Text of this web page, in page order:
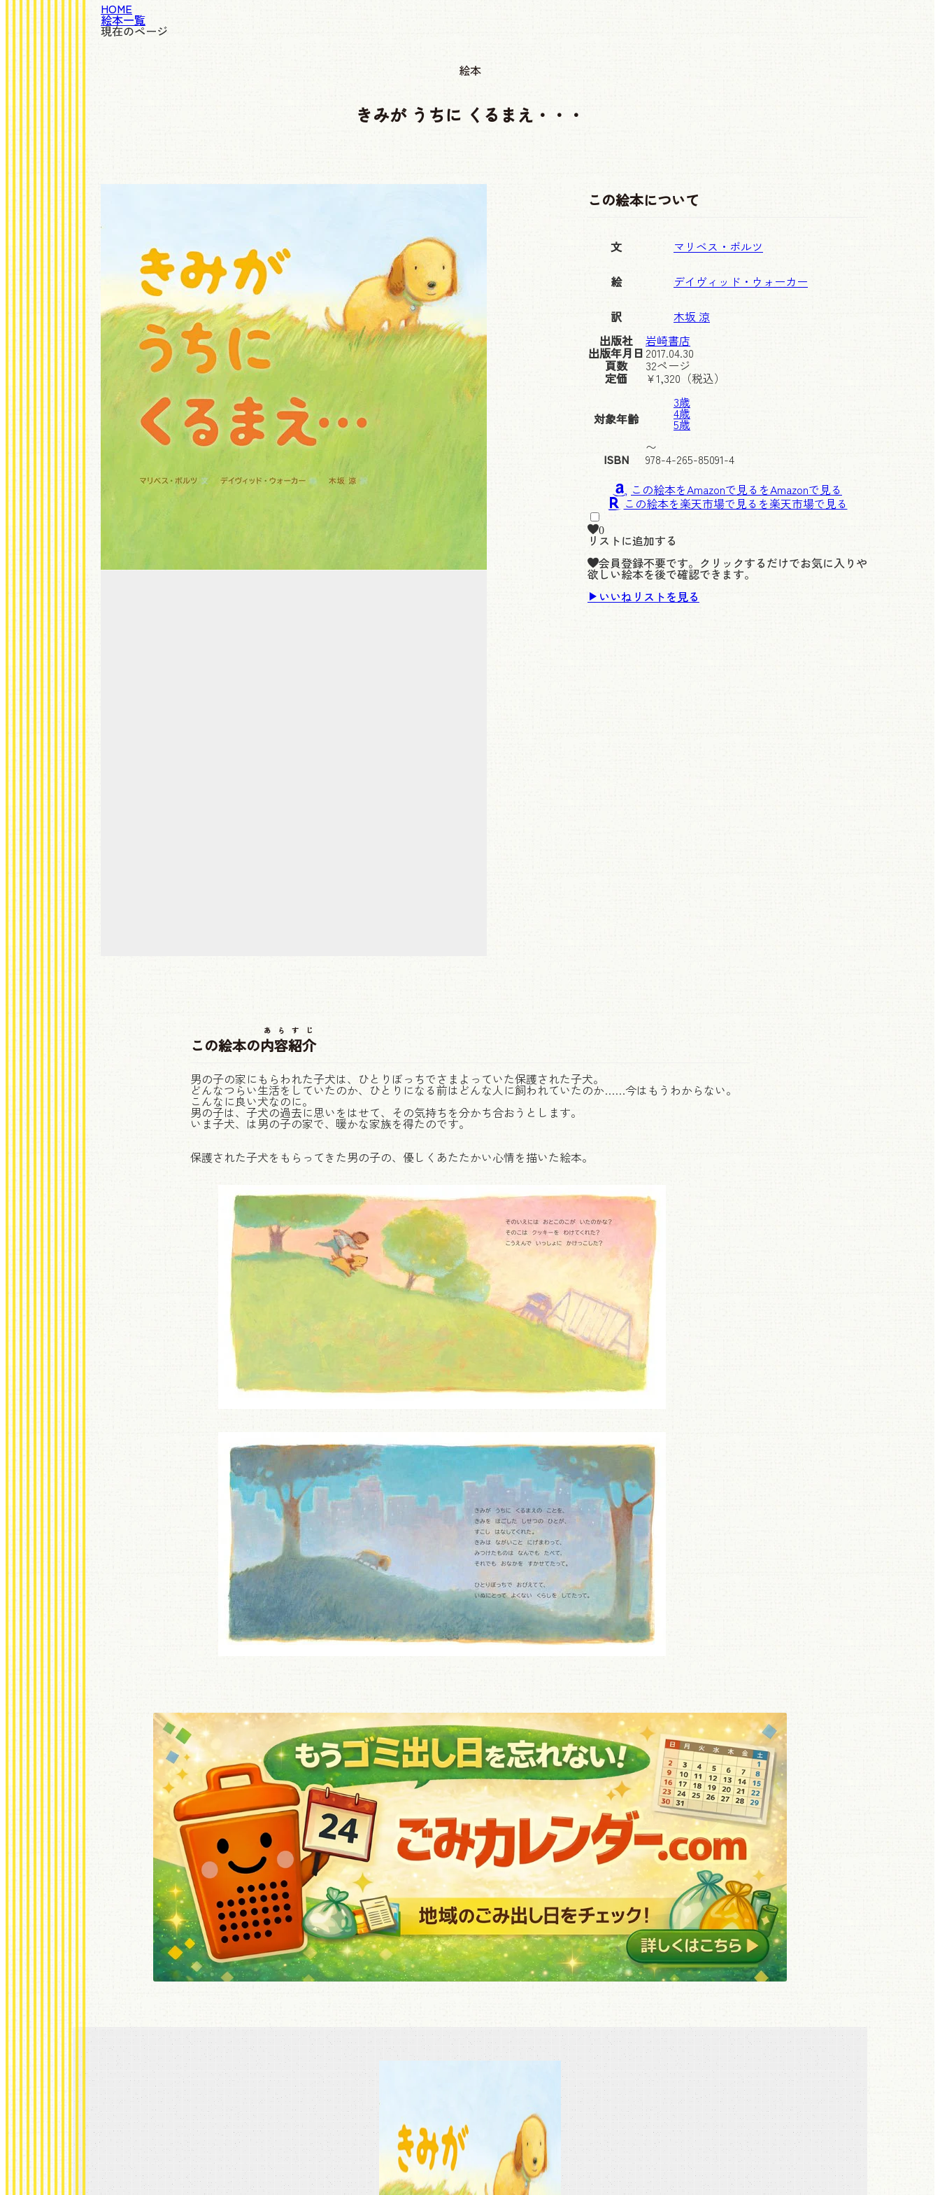
HOME
絵本一覧
現在のページ
絵本
きみが うちに くるまえ・・・
この絵本について
文 マリベス・ボルツ
絵 デイヴィッド・ウォーカー
訳
木坂 涼
出版社
岩崎書店
出版年月日 2017.04.30
頁数 32ページ
定価 ¥1,320 （税込）
対象年齢
3歳
4歳
5歳
〜
ISBN
978-4-265-85091-4
この絵本をAmazonで見る
この絵本を楽天市場で見る
0
リストに追加する
会員登録不要です。クリックするだけでお気に入りや
欲しい絵本を後で確認できます。
いいねリストを見る
この絵本の内容紹介
あらすじ
男の子の家にもらわれた子犬は、ひとりぼっちでさまよっていた保護された子犬。
どんなつらい生活をしていたのか、ひとりになる前はどんな人に飼われていたのか……今はもうわからない。
こんなに良い犬なのに。
男の子は、子犬の過去に思いをはせて、その気持ちを分かち合おうとします。
いま子犬、は男の子の家で、暖かな家族を得たのです。
保護された子犬をもらってきた男の子の、優しくあたたかい心情を描いた絵本。